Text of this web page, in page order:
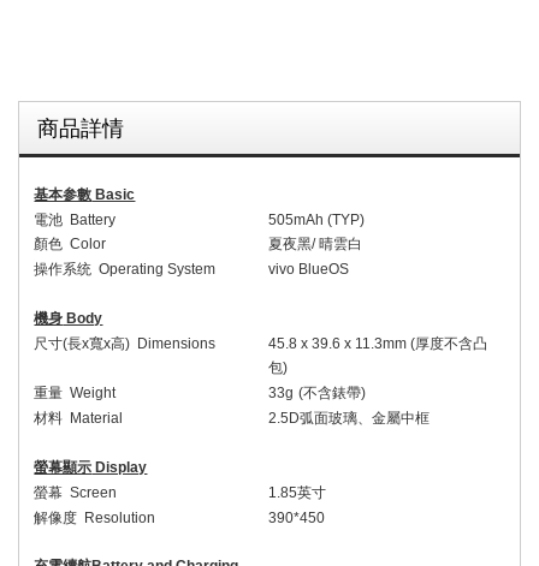
商品詳情
基本参數 Basic
電池 Battery 505mAh (TYP)
顏色 Color 夏夜黑/晴雲白
操作系统 Operating System vivo BlueOS
機身 Body
尺寸(長x寬x高) Dimensions 45.8 x39.6 x 11.3mm (厚度不含凸
包)
重量 Weight 33g (不含錶帶)
材料 Material 2.5D弧面玻璃、金屬中框
螢幕顯示 Display
螢幕 Screen 1.85英寸
解像度 Resolution 390*450